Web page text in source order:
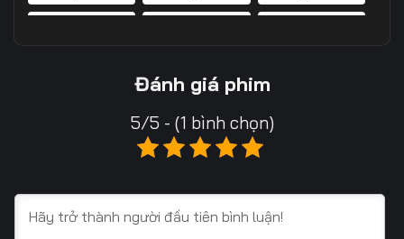
Tập 23
Tập 28 Tập 29
Đánh giá phim
5/5 - (1 bình chọn)